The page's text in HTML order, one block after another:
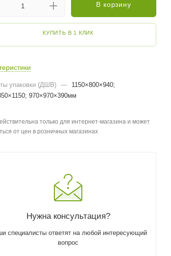
В корзину
КУПИТЬ В 1 КЛИК
упаковки (ДШВ) —
1150×800×940;
970×970×390мм
только для интернет-магазина и может
от цен в розничных магазинах
Нужна консультация?
специалисты ответят на любой интересующий
вопрос